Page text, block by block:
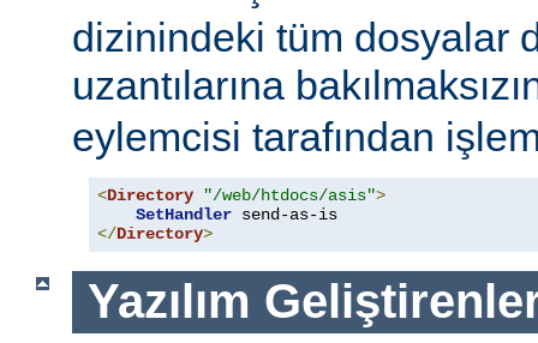
dizinindeki tüm dosyalar
uzantılarına
eylemcisi tarafından
<Directory "/web/htdocs/asis">
SetHandler
</Directory>
Yazılım